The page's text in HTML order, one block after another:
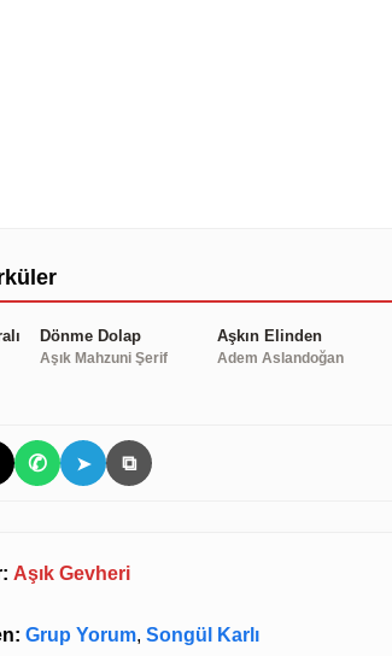
Dönme Dolap
Aşık Mahzuni Şerif
Aşkın Elinden
Adem Aslandoğan
✆ ➤ ⧉
Aşık Gevheri
Grup Yorum, Songül Karlı